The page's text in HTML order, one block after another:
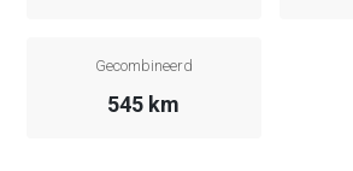
Gecombineerd
545 km